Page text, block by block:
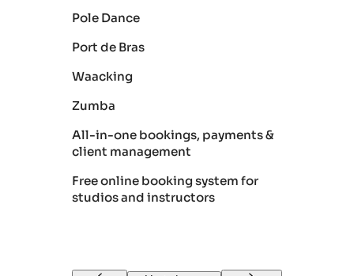
Pole Dance
Port de Bras
Waacking
Zumba
All-in-one bookings, payments &
client management
Free online booking system for
studios and instructors